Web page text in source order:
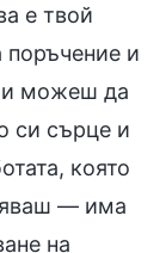
е твой
и
и можеш да
си сърце и
която
— има
на